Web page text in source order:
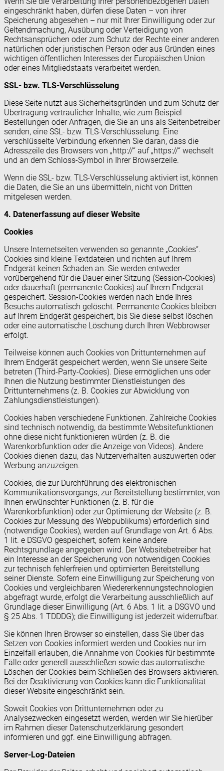
eingeschränkt haben, dürfen diese Daten – von ihrer
Speicherung abgesehen – nur mit Ihrer Einwilligung oder zur
Geltendmachung, Ausübung oder Verteidigung von
Rechtsansprüchen oder zum Schutz der Rechte einer anderen
natürlichen oder juristischen Person oder aus Gründen eines
wichtigen öffentlichen Interesses der Europäischen Union
oder eines Mitgliedstaats verarbeitet werden.
SSL- bzw. TLS-Verschlüsselung
Diese Seite nutzt aus Sicherheitsgründen und zum Schutz der
Übertragung vertraulicher Inhalte, wie zum Beispiel
Bestellungen oder Anfragen, die Sie an uns als Seitenbetreiber
senden, eine SSL- bzw. TLS-Verschlüsselung. Eine
verschlüsselte Verbindung erkennen Sie daran, dass die
Adresszeile des Browsers von „http://“ auf „https://“ wechselt
und an dem Schloss-Symbol in Ihrer Browserzeile.
Wenn die SSL- bzw. TLS-Verschlüsselung aktiviert ist, können
die Daten, die Sie an uns übermitteln, nicht von Dritten
mitgelesen werden.
4. Datenerfassung auf dieser Website
Cookies
Unsere Internetseiten verwenden so genannte „Cookies“.
Cookies sind kleine Textdateien und richten auf Ihrem
Endgerät keinen Schaden an. Sie werden entweder
vorübergehend für die Dauer einer Sitzung (Session-Cookies)
oder dauerhaft (permanente Cookies) auf Ihrem Endgerät
gespeichert. Session-Cookies werden nach Ende Ihres
Besuchs automatisch gelöscht. Permanente Cookies bleiben
auf Ihrem Endgerät gespeichert, bis Sie diese selbst löschen
oder eine automatische Löschung durch Ihren Webbrowser
erfolgt.
Teilweise können auch Cookies von Drittunternehmen auf
Ihrem Endgerät gespeichert werden, wenn Sie unsere Seite
betreten (Third-Party-Cookies). Diese ermöglichen uns oder
Ihnen die Nutzung bestimmter Dienstleistungen des
Drittunternehmens (z. B. Cookies zur Abwicklung von
Zahlungsdienstleistungen).
Cookies haben verschiedene Funktionen. Zahlreiche Cookies
sind technisch notwendig, da bestimmte Websitefunktionen
ohne diese nicht funktionieren würden (z. B. die
Warenkorbfunktion oder die Anzeige von Videos). Andere
Cookies dienen dazu, das Nutzerverhalten auszuwerten oder
Werbung anzuzeigen.
Cookies, die zur Durchführung des elektronischen
Kommunikationsvorgangs, zur Bereitstellung bestimmter, von
Ihnen erwünschter Funktionen (z. B. für die
Warenkorbfunktion) oder zur Optimierung der Website (z. B.
Cookies zur Messung des Webpublikums) erforderlich sind
(notwendige Cookies), werden auf Grundlage von Art. 6 Abs.
1 lit. e DSGVO gespeichert, sofern keine andere
Rechtsgrundlage angegeben wird. Der Websitebetreiber hat
ein Interesse an der Speicherung von notwendigen Cookies
zur technisch fehlerfreien und optimierten Bereitstellung
seiner Dienste. Sofern eine Einwilligung zur Speicherung von
Cookies und vergleichbaren Wiedererkennungstechnologien
abgefragt wurde, erfolgt die Verarbeitung ausschließlich auf
Grundlage dieser Einwilligung (Art. 6 Abs. 1 lit. a DSGVO und
§ 25 Abs. 1 TDDDG); die Einwilligung ist jederzeit widerrufbar.
Sie können Ihren Browser so einstellen, dass Sie über das
Setzen von Cookies informiert werden und Cookies nur im
Einzelfall erlauben, die Annahme von Cookies für bestimmte
Fälle oder generell ausschließen sowie das automatische
Löschen der Cookies beim Schließen des Browsers aktivieren.
Bei der Deaktivierung von Cookies kann die Funktionalität
dieser Website eingeschränkt sein.
Soweit Cookies von Drittunternehmen oder zu
Analysezwecken eingesetzt werden, werden wir Sie hierüber
im Rahmen dieser Datenschutzerklärung gesondert
informieren und ggf. eine Einwilligung abfragen.
Server-Log-Dateien